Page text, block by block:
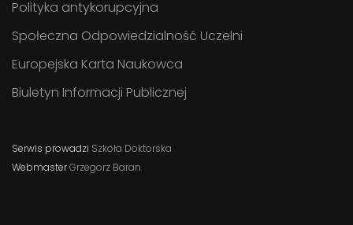
Polityka antykorupcyjna
Społeczna Odpowiedzialność Uczelni
Europejska Karta Naukowca
Biuletyn Informacji Publicznej
Serwis prowadzi Szkoła Doktorska
WebmasterGrzegorz Baran